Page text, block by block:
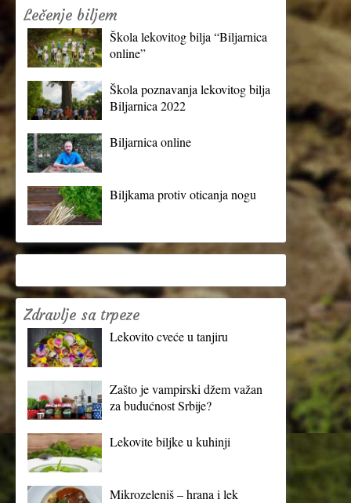
Lečenje biljem
Škola lekovitog bilja “Biljarnica
online”
Škola poznavanja lekovitog bilja
Biljarnica 2022
Biljarnica online
Biljkama protiv oticanja nogu
Zdravlje sa trpeze
Lekovito cveće u tanjiru
Zašto je vampirski džem važan
za budućnost Srbije?
Lekovite biljke u kuhinji
Mikrozeleniš – hrana i lek